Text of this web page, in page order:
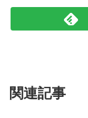
関連記事